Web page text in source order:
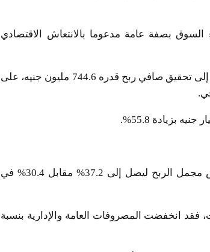
بصفة عامة مدعوما بالانتعاش الاقتصادي
ولفتت إلى أن التحسن في النتائج المالية المدفوع بقطاع العقارات أدى إلى تحقيق صافي ربح قدره 744.6 مليون جنيه، على
وتمكنت المجموعة من تحقيق هوامش ربحية جيدة، فقد ارتفع هامش مجمل الربح ليصل إلى 37.2% مقابل 30.4% في
انخفضت المصروفات العامة والإدارية بنسبة